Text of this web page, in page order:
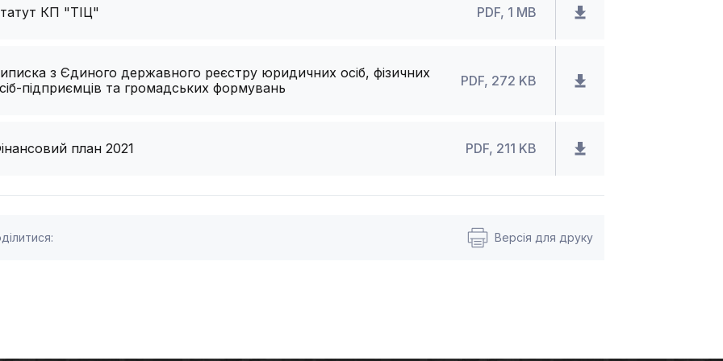
КП "ТІЦ" PDF, 1 MB
з Єдиного державного реєстру юридичних осіб, фізичних
підприємців та громадських формувань
PDF, 272 KB
план 2021 PDF, 211 KB
Версія для друку